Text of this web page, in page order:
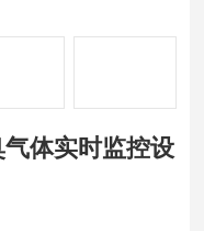
体实时监控设